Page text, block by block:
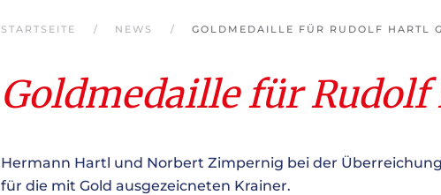
STARTSEITE NEWS GOLDMEDAILLE FÜR RUDOLF HARTL
Goldmedaille für Rudolf
Hermann Hartl und Norbert Zimpernig bei der
für die mit Gold ausgezeicneten Krainer.